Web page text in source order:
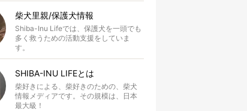
柴犬里親/保護犬情報
Shiba-Inu Lifeでは、保護犬を一頭でも
多く救うための活動支援をしていま
す。
SHIBA-INU LIFEとは
柴好きによる、柴好きのための、柴犬
情報メディアです。その規模は、日本
最大級！